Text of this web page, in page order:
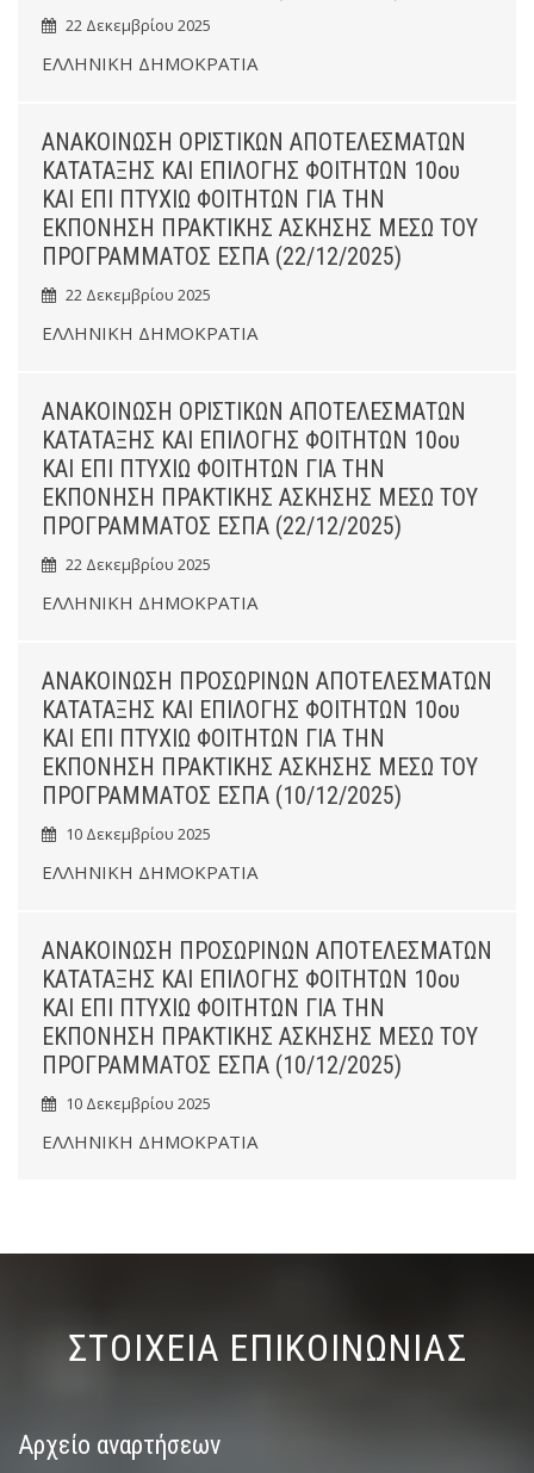
22 Δεκεμβρίου 2025
ΕΛΛΗΝΙΚΗ ΔΗΜΟΚΡΑΤΙΑ
ΑΝΑΚΟΙΝΩΣΗ ΟΡΙΣΤΙΚΩΝ ΑΠΟΤΕΛΕΣΜΑΤΩΝ
ΚΑΤΑΤΑΞΗΣ ΚΑΙ ΕΠΙΛΟΓΗΣ ΦΟΙΤΗΤΩΝ 10ου
ΚΑΙ ΕΠΙ ΠΤΥΧΙΩ ΦΟΙΤΗΤΩΝ ΓΙΑ ΤΗΝ
ΕΚΠΟΝΗΣΗ ΠΡΑΚΤΙΚΗΣ ΑΣΚΗΣΗΣ ΜΕΣΩ ΤΟΥ
ΠΡΟΓΡΑΜΜΑΤΟΣ ΕΣΠΑ (22/12/2025)
22 Δεκεμβρίου 2025
ΕΛΛΗΝΙΚΗ ΔΗΜΟΚΡΑΤΙΑ
ΑΝΑΚΟΙΝΩΣΗ ΟΡΙΣΤΙΚΩΝ ΑΠΟΤΕΛΕΣΜΑΤΩΝ
ΚΑΤΑΤΑΞΗΣ ΚΑΙ ΕΠΙΛΟΓΗΣ ΦΟΙΤΗΤΩΝ 10ου
ΚΑΙ ΕΠΙ ΠΤΥΧΙΩ ΦΟΙΤΗΤΩΝ ΓΙΑ ΤΗΝ
ΕΚΠΟΝΗΣΗ ΠΡΑΚΤΙΚΗΣ ΑΣΚΗΣΗΣ ΜΕΣΩ ΤΟΥ
ΠΡΟΓΡΑΜΜΑΤΟΣ ΕΣΠΑ (22/12/2025)
22 Δεκεμβρίου 2025
ΕΛΛΗΝΙΚΗ ΔΗΜΟΚΡΑΤΙΑ
ΑΝΑΚΟΙΝΩΣΗ ΠΡΟΣΩΡΙΝΩΝ ΑΠΟΤΕΛΕΣΜΑΤΩΝ
ΚΑΤΑΤΑΞΗΣ ΚΑΙ ΕΠΙΛΟΓΗΣ ΦΟΙΤΗΤΩΝ 10ου
ΚΑΙ ΕΠΙ ΠΤΥΧΙΩ ΦΟΙΤΗΤΩΝ ΓΙΑ ΤΗΝ
ΕΚΠΟΝΗΣΗ ΠΡΑΚΤΙΚΗΣ ΑΣΚΗΣΗΣ ΜΕΣΩ ΤΟΥ
ΠΡΟΓΡΑΜΜΑΤΟΣ ΕΣΠΑ (10/12/2025)
10 Δεκεμβρίου 2025
ΕΛΛΗΝΙΚΗ ΔΗΜΟΚΡΑΤΙΑ
ΑΝΑΚΟΙΝΩΣΗ ΠΡΟΣΩΡΙΝΩΝ ΑΠΟΤΕΛΕΣΜΑΤΩΝ
ΚΑΤΑΤΑΞΗΣ ΚΑΙ ΕΠΙΛΟΓΗΣ ΦΟΙΤΗΤΩΝ 10ου
ΚΑΙ ΕΠΙ ΠΤΥΧΙΩ ΦΟΙΤΗΤΩΝ ΓΙΑ ΤΗΝ
ΕΚΠΟΝΗΣΗ ΠΡΑΚΤΙΚΗΣ ΑΣΚΗΣΗΣ ΜΕΣΩ ΤΟΥ
ΠΡΟΓΡΑΜΜΑΤΟΣ ΕΣΠΑ (10/12/2025)
10 Δεκεμβρίου 2025
ΕΛΛΗΝΙΚΗ ΔΗΜΟΚΡΑΤΙΑ
ΣΤΟΙΧΕΙΑ ΕΠΙΚΟΙΝΩΝΙΑΣ
Αρχείο αναρτήσεων